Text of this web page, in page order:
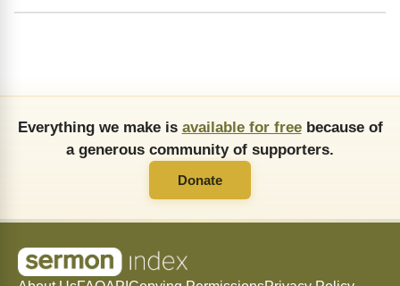
Everything we make is available for freebecause of
a generous community of supporters.
Donate